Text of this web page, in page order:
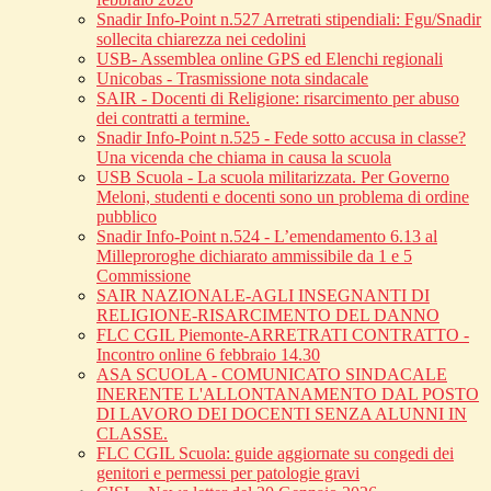
Snadir Info-Point n.527 Arretrati stipendiali: Fgu/Snadir
sollecita chiarezza nei cedolini
USB- Assemblea online GPS ed Elenchi regionali
Unicobas - Trasmissione nota sindacale
SAIR - Docenti di Religione: risarcimento per abuso
dei contratti a termine.
Snadir Info-Point n.525 - Fede sotto accusa in classe?
Una vicenda che chiama in causa la scuola
USB Scuola - La scuola militarizzata. Per Governo
Meloni, studenti e docenti sono un problema di ordine
pubblico
Snadir Info-Point n.524 - L’emendamento 6.13 al
Milleproroghe dichiarato ammissibile da 1 e 5
Commissione
SAIR NAZIONALE-AGLI INSEGNANTI DI
RELIGIONE-RISARCIMENTO DEL DANNO
FLC CGIL Piemonte-ARRETRATI CONTRATTO -
Incontro online 6 febbraio 14.30
ASA SCUOLA - COMUNICATO SINDACALE
INERENTE L'ALLONTANAMENTO DAL POSTO
DI LAVORO DEI DOCENTI SENZA ALUNNI IN
CLASSE.
FLC CGIL Scuola: guide aggiornate su congedi dei
genitori e permessi per patologie gravi